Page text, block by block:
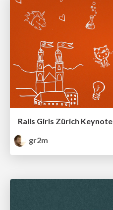
Rails Girls Zürich Keynote
gr2m